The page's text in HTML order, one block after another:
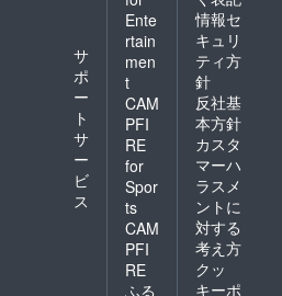
年成功させ
つつ“自販
機・コンビ
ニエンスス
トアへのビ
ジネス構造
変革”を徹底
リード。部
門売上を
2500億から
8000億へ急
成長させ
サ
ポ
ー
ト
サ
ー
ビ
ス
Ente
rtain
men
t
CAM
PFI
RE
for
Spor
ts
CAM
PFI
RE
ふる
情報セ
キュリ
ティ方
針
反社基
本方針
カスタ
マーハ
ラスメ
ントに
対する
考え方
クッ
キーポ